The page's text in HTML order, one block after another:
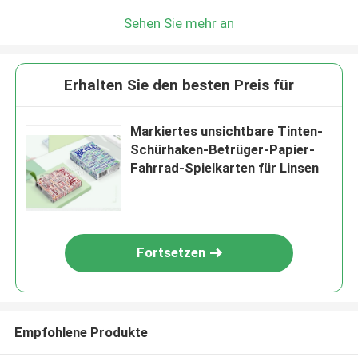
Sehen Sie mehr an
Erhalten Sie den besten Preis für
Markiertes unsichtbare Tinten-
Schürhaken-Betrüger-Papier-
Fahrrad-Spielkarten für Linsen
Fortsetzen
Empfohlene Produkte